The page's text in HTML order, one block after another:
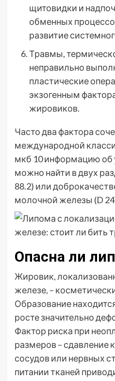
щитовидки и
обменных
развитие
Травмы,
неправильно
пластические
экзогенным
жировиков.
Часто два фактора
международной
мкб 10 информацию об
можно найти в двух
88.2) или
молочной железы (D
Опасна ли
Жировик,
железе, –
Образование
росте значительно
Фактор риска при
размеров – сдавление
сосудов или нервных
питании тканей